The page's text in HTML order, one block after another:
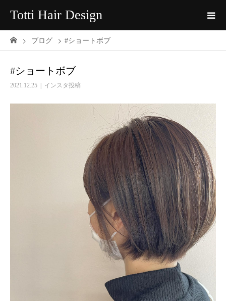
Totti Hair Design
ブログ #ショートボブ
#ショートボブ
2021.12.25 インスタ投稿